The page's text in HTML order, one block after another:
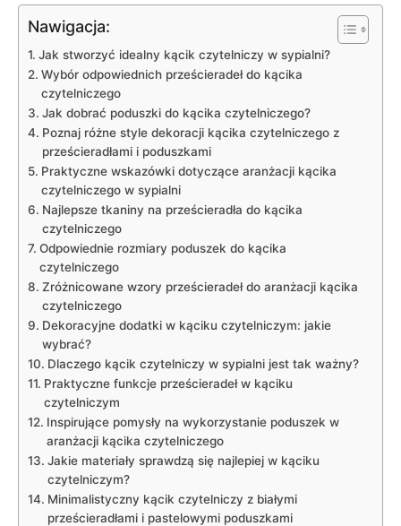
Nawigacja:
Jak stworzyć idealny kącik czytelniczy ​w sypialni?
Wybór ⁢odpowiednich prześcieradeł do kącika
czytelniczego
Jak dobrać poduszki do kącika czytelniczego?
Poznaj różne style dekoracji kącika czytelniczego z​
prześcieradłami i poduszkami
Praktyczne wskazówki dotyczące aranżacji ‌kącika‍
czytelniczego w sypialni
Najlepsze tkaniny na prześcieradła do kącika
czytelniczego
Odpowiednie ⁣rozmiary poduszek do kącika
czytelniczego
Zróżnicowane wzory prześcieradeł ‌do aranżacji kącika
czytelniczego
Dekoracyjne dodatki w kąciku czytelniczym: jakie⁢
wybrać?
Dlaczego kącik czytelniczy w sypialni jest tak ⁢ważny?
Praktyczne funkcje prześcieradeł w kąciku
czytelniczym
Inspirujące pomysły na wykorzystanie poduszek w
aranżacji kącika czytelniczego
Jakie materiały ​sprawdzą się najlepiej w kąciku
⁣czytelniczym?
Minimalistyczny kącik ​czytelniczy z białymi
prześcieradłami i pastelowymi poduszkami